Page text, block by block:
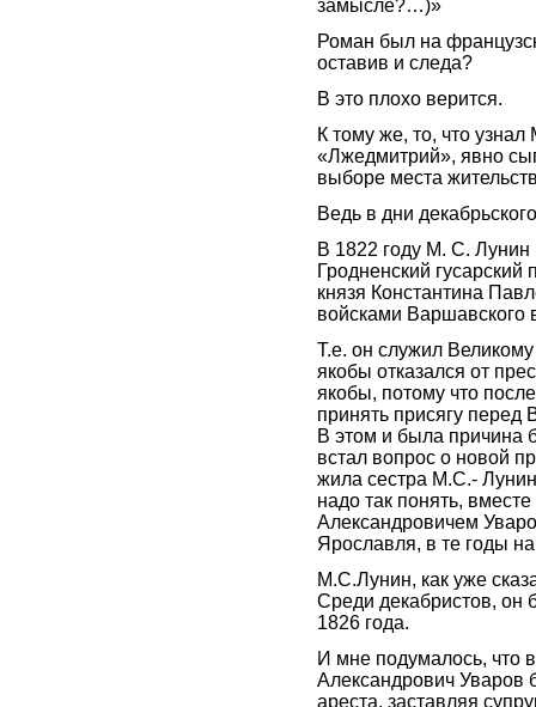
замысле?…)»
Роман был на
оставив и следа?
В это плохо верится.
К тому же, то, что
«Лжедмитрий», явно
выборе места
Ведь в дни
В 1822 году М. С. Лунин
Гродненский
князя Константина
войсками Варшавского
Т.е. он служил
якобы отказался от
якобы, потому что
принять присягу
В этом и была причина
встал вопрос о новой
жила сестра М.С.-
надо так понять,
Александровичем
Ярославля, в те годы
М.С.Лунин, как уже
Среди декабристов, он
1826 года.
И мне подумалось, что
Александрович Уваров
ареста, заставляя